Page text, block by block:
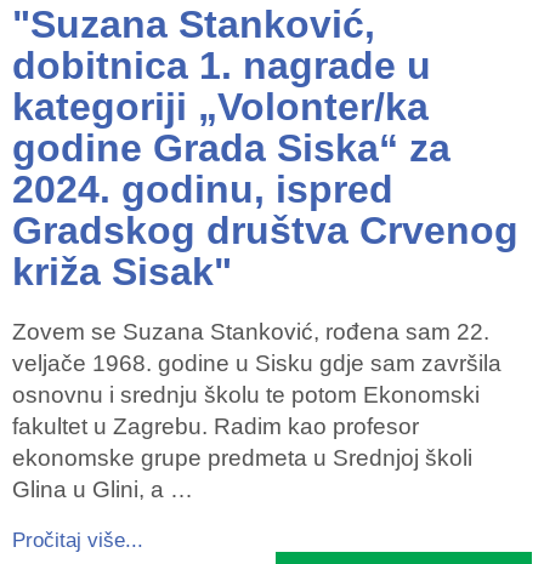
"Suzana Stanković,
dobitnica 1. nagrade u
kategoriji „Volonter/ka
godine Grada Siska“ za
2024. godinu, ispred
Gradskog društva Crvenog
križa Sisak"
Zovem se Suzana Stanković, rođena sam 22.
veljače 1968. godine u Sisku gdje sam završila
osnovnu i srednju školu te potom Ekonomski
fakultet u Zagrebu. Radim kao profesor
ekonomske grupe predmeta u Srednjoj školi
Glina u Glini, a …
Pročitaj više...